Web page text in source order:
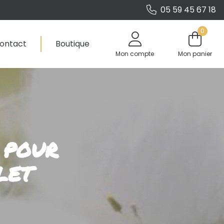
05 59 45 67 18
Boutique
Mon compte
0
Mon panier